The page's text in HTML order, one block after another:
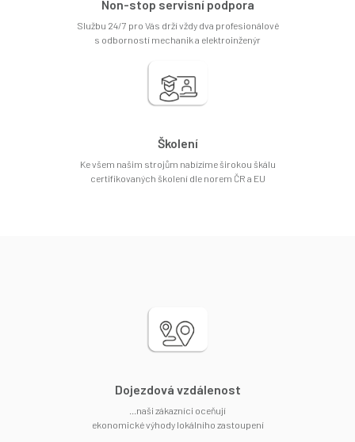
Non-stop servisní podpora
Službu 24/7 pro Vás drží vždy dva profesionálové
s odborností mechanik a elektroinženýr
Školení
Ke všem našim strojům nabízíme širokou škálu
certifikovaných školení dle norem ČR a EU
Dojezdová vzdálenost
...naši zákazníci oceňují
ekonomické výhody lokálního zastoupení